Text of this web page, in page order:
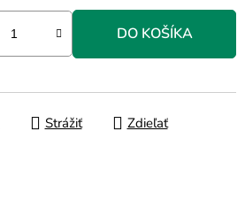
DO KOŠÍKA
Strážiť Zdieľať